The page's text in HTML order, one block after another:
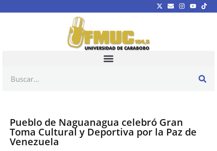
Pueblo de Naguanagua celebró Gran
Toma Cultural y Deportiva por la Paz de
Venezuela